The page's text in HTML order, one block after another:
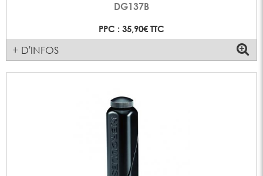
DG137B
PPC : 35,90€ TTC
+ D'INFOS